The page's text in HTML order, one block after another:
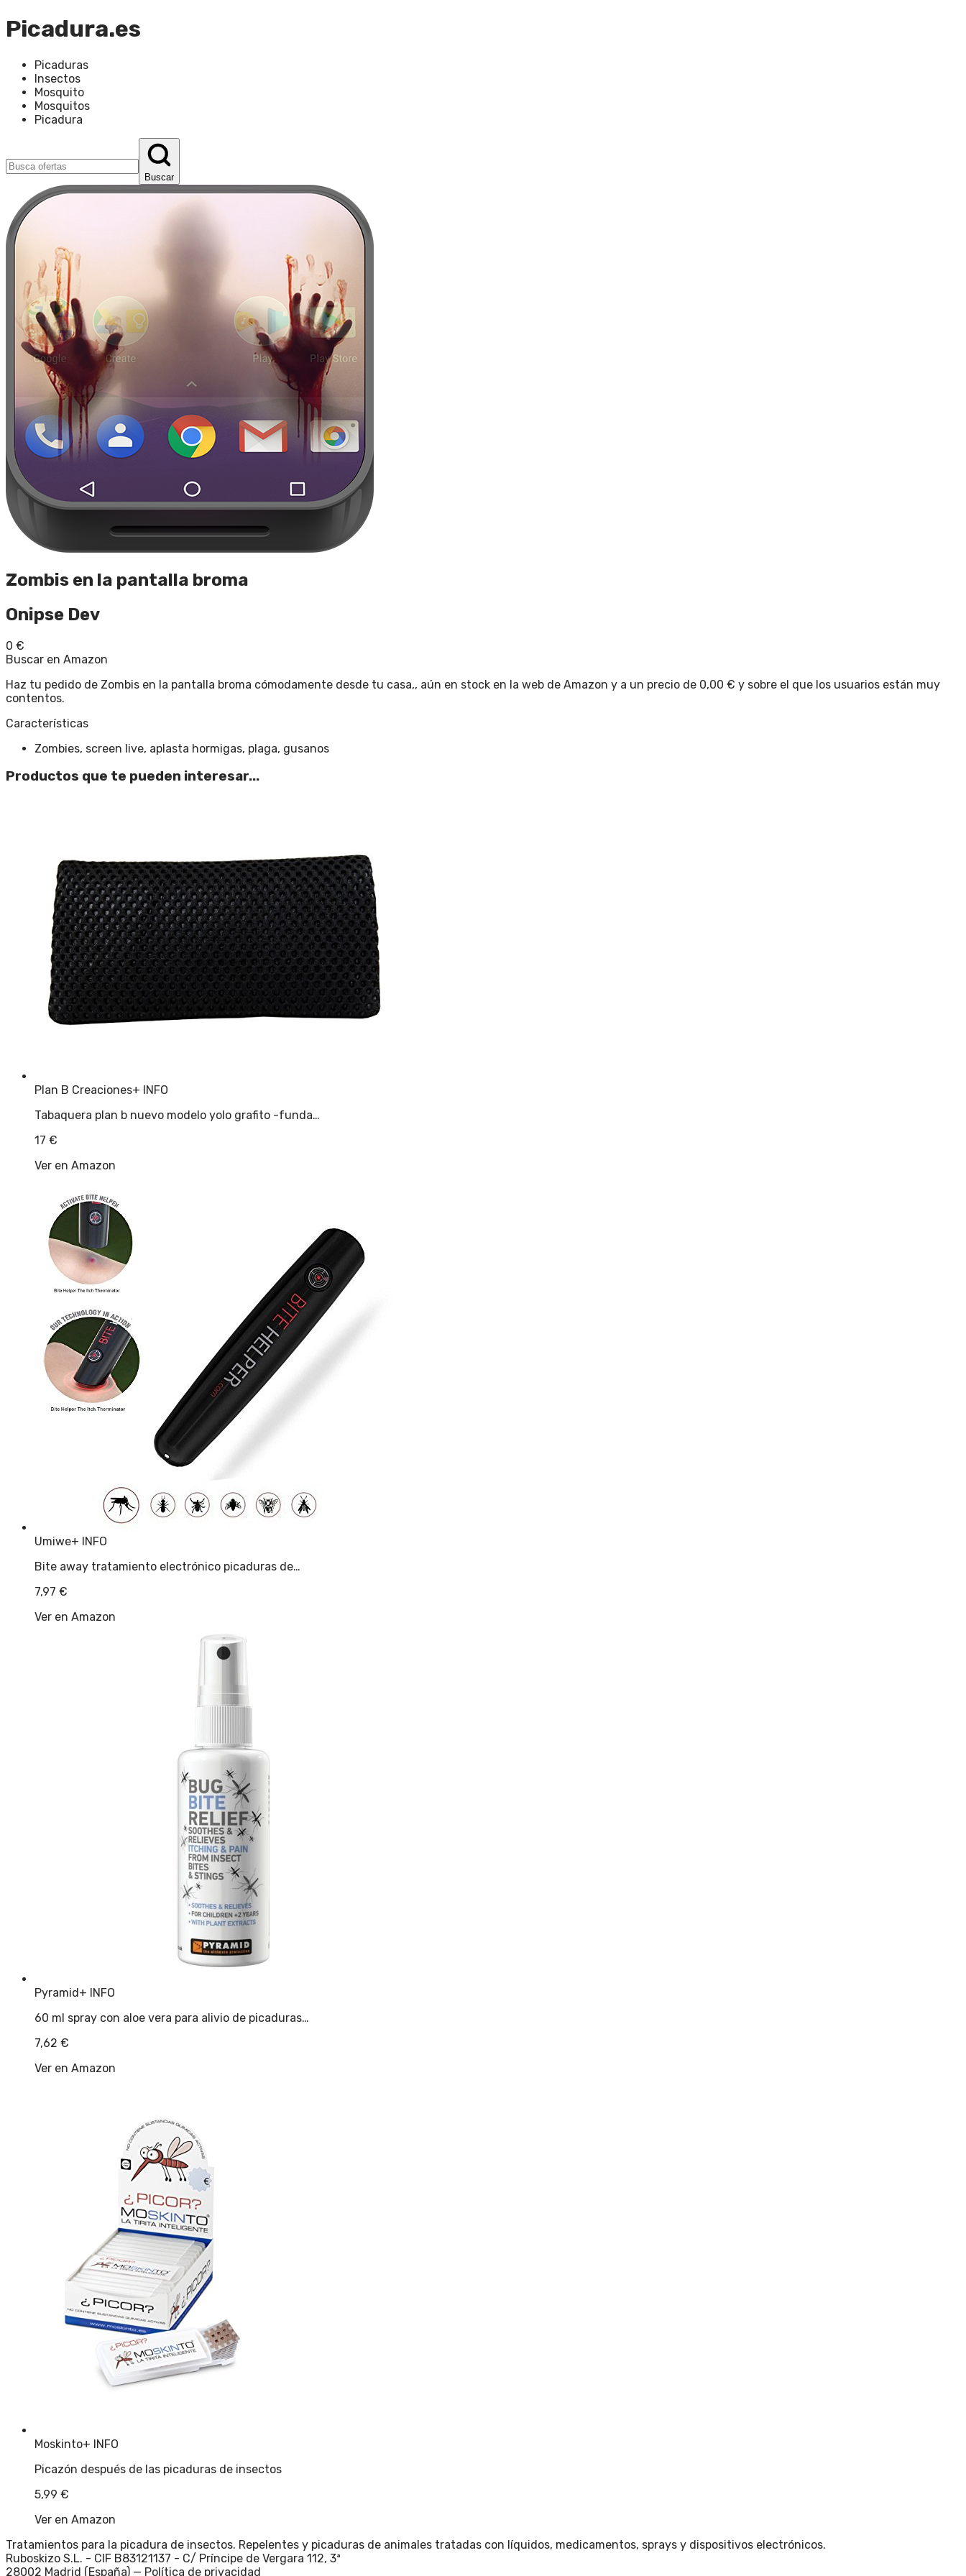
Picadura.es
Picaduras
Insectos
Mosquito
Mosquitos
Picadura
Buscar
Zombis en la pantalla broma
Onipse Dev
0 €
Buscar en Amazon
Haz tu pedido de Zombis en la pantalla broma cómodamente desde tu casa,, aún en stock en la web de Amazon y a un precio de 0,00 € y sobre el que los usuarios están muy
contentos.
Características
Zombies, screen live, aplasta hormigas, plaga, gusanos
Productos que te pueden interesar...
Plan B Creaciones+ INFO
Tabaquera plan b nuevo modelo yolo grafito -funda…
17 €
Ver en Amazon
Umiwe+ INFO
Bite away tratamiento electrónico picaduras de…
7,97 €
Ver en Amazon
Pyramid+ INFO
60 ml spray con aloe vera para alivio de picaduras…
7,62 €
Ver en Amazon
Moskinto+ INFO
Picazón después de las picaduras de insectos
5,99 €
Ver en Amazon
Tratamientos para la picadura de insectos. Repelentes y picaduras de animales tratadas con líquidos, medicamentos, sprays y dispositivos electrónicos.
Ruboskizo S.L. - CIF B83121137 - C/ Príncipe de Vergara 112, 3ª
28002 Madrid (España) — Política de privacidad